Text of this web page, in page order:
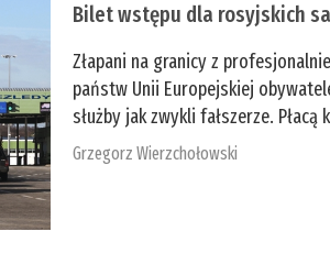
Bilet wstępu dla rosyjskich
Złapani na granicy z
państw Unii Europejskiej
służby jak zwykli fałszerze.
Grzegorz Wierzchołowski